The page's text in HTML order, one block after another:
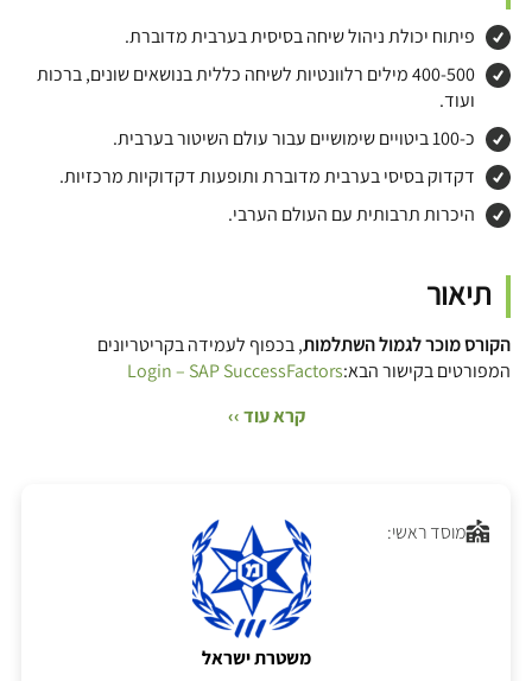
פיתוח יכולת ניהול שיחה בסיסית בערבית מדוברת.
400-500 מילים רלוונטיות לשיחה כללית בנושאים שונים, ברכות
ועוד.
כ-100 ביטויים שימושיים עבור עולם השיטור בערבית.
דקדוק בסיסי בערבית מדוברת ותופעות דקדוקיות מרכזיות.
היכרות תרבותית עם העולם הערבי.
תיאור
הקורס מוכר לגמול השתלמות, בכפוף לעמידה בקריטריונים
המפורטים בקישור הבא:Login – SAP SuccessFactors
קרא עוד ››
מוסד ראשי:
משטרת ישראל